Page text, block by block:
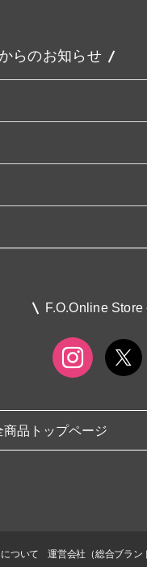
らのお知らせ
F.O.Online Store
商品トップページ
ついて 運営会社（総合ブラン